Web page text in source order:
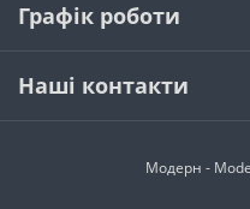
Графік роботи
Наші контакти
Модерн -